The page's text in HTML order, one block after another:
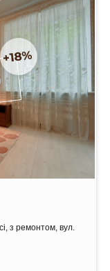
з ремонтом, вул.